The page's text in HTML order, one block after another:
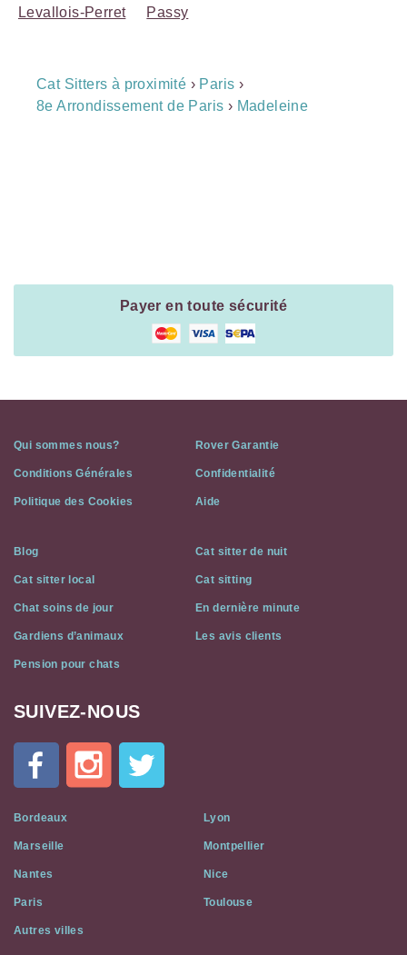
Levallois-Perret
Passy
Breadcrumb
Navigation
Cat Sitters à proximité › Paris ›
8e Arrondissement de Paris › Madeleine
Payer en toute sécurité
Qui sommes nous? Rover Garantie
Conditions Générales Confidentialité
Politique des Cookies Aide
Blog Cat sitter de nuit
Cat sitter local Cat sitting
Chat soins de jour En dernière minute
Gardiens d’animaux Les avis clients
Pension pour chats
Cat
Flat
Social
Media
SUIVEZ-NOUS
Bordeaux Lyon
Marseille Montpellier
Nantes Nice
Paris Toulouse
Autres villes